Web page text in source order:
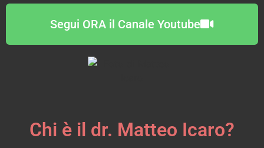
Segui ORA il Canale Youtube
Chi è il dr. Matteo Icaro?